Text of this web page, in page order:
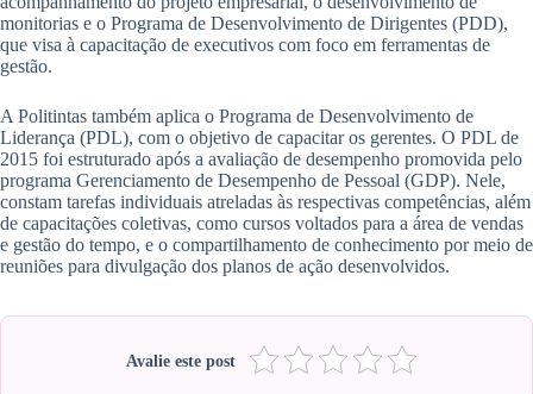
monitorias e o Programa de Desenvolvimento de Dirigentes (PDD),
que visa à capacitação de executivos com foco em ferramentas de
gestão.
A Politintas também aplica o Programa de Desenvolvimento de
Liderança (PDL), com o objetivo de capacitar os gerentes. O PDL de
2015 foi estruturado após a avaliação de desempenho promovida pelo
programa Gerenciamento de Desempenho de Pessoal (GDP). Nele,
constam tarefas individuais atreladas às respectivas competências, além
de capacitações coletivas, como cursos voltados para a área de vendas
e gestão do tempo, e o compartilhamento de conhecimento por meio de
reuniões para divulgação dos planos de ação desenvolvidos.
Avalie este post